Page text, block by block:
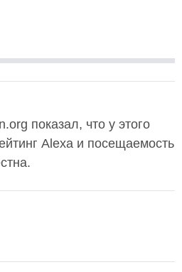
показал, что у этого
Alexa и посещаемость